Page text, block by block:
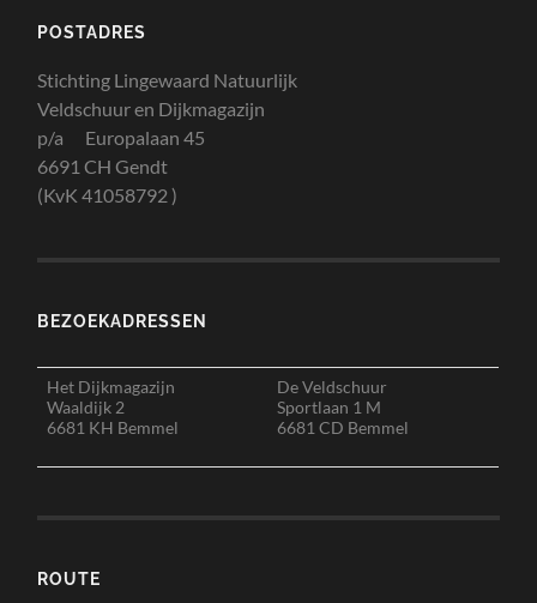
POSTADRES
Stichting Lingewaard Natuurlijk
Veldschuur en Dijkmagazijn
p/a Europalaan 45
6691 CH Gendt
(KvK 41058792 )
BEZOEKADRESSEN
Het Dijkmagazijn
Waaldijk 2
6681 KH Bemmel
De Veldschuur
Sportlaan 1 M
6681 CD Bemmel
ROUTE